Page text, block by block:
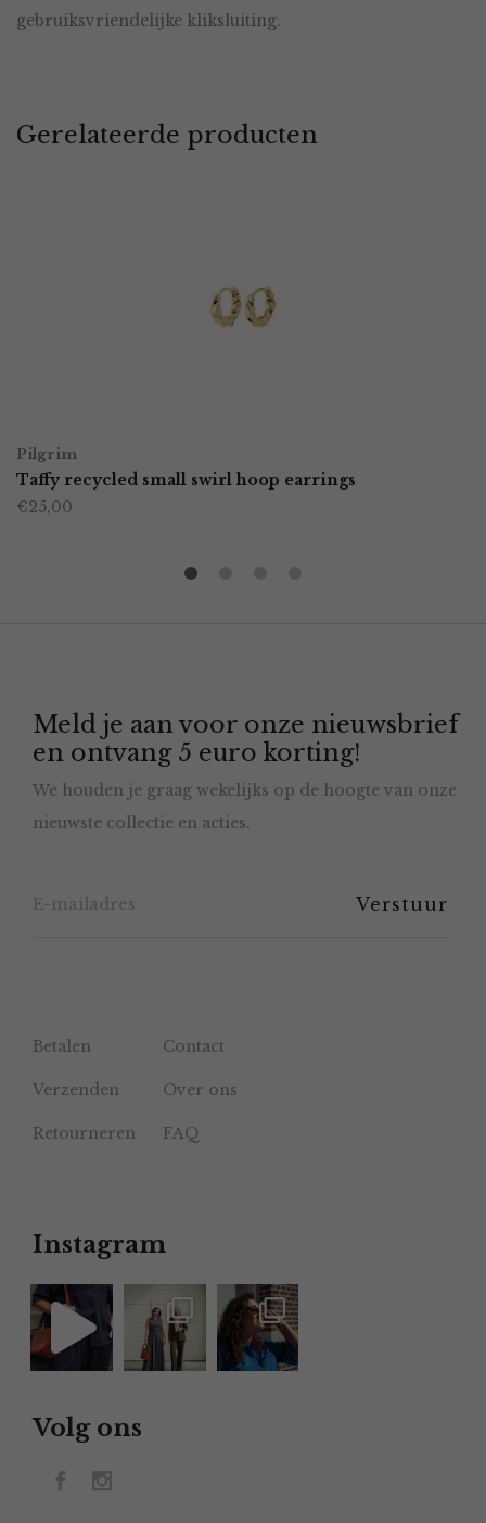
gebruiksvriendelijke kliksluiting.
Gerelateerde producten
Pilgrim
Taffy recycled small swirl hoop earrings
€25,00
Meld je aan voor onze nieuwsbrief
en ontvang 5 euro korting!
We houden je graag wekelijks op de hoogte van onze
nieuwste collectie en acties.
Betalen Contact
Verzenden Over ons
Retourneren FAQ
Instagram
Volg ons